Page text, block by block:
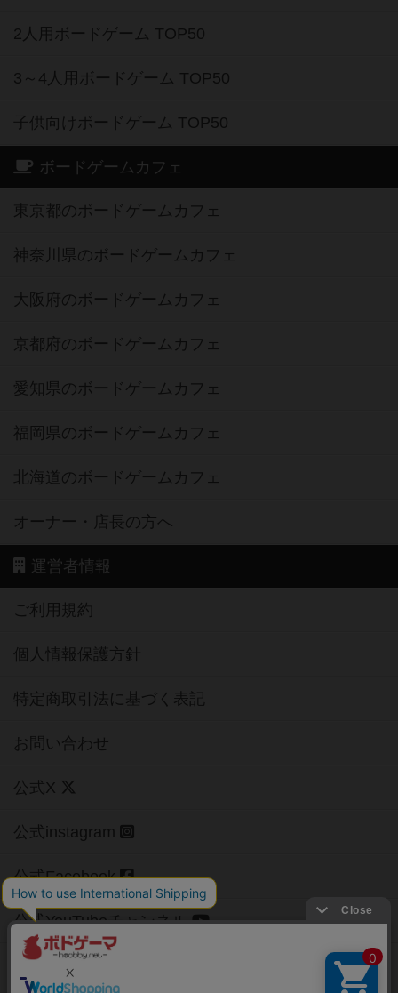
2人用ボードゲーム TOP50
3～4人用ボードゲーム TOP50
子供向けボードゲーム TOP50
ボードゲームカフェ
東京都のボードゲームカフェ
神奈川県のボードゲームカフェ
大阪府のボードゲームカフェ
京都府のボードゲームカフェ
愛知県のボードゲームカフェ
福岡県のボードゲームカフェ
北海道のボードゲームカフェ
オーナー・店長の方へ
運営者情報
ご利用規約
個人情報保護方針
特定商取引法に基づく表記
お問い合わせ
公式X
公式instagram
公式Facebook
公式YouTubeチャンネル